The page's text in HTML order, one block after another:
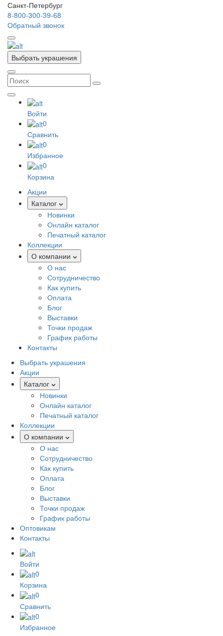
Санкт-Петербург
8-800-300-39-68
Обратный звонок
Выбрать украшения
Войти
0
Сравнить
0
Избранное
0
Корзина
Акции
Каталог
Новинки
Онлайн каталог
Печатный каталог
Коллекции
О компании
О нас
Сотрудничество
Как купить
Оплата
Блог
Выставки
Точки продаж
График работы
Контакты
Выбрать украшения
Акции
Каталог
Новинки
Онлайн каталог
Печатный каталог
Коллекции
О компании
О нас
Сотрудничество
Как купить
Оплата
Блог
Выставки
Точки продаж
График работы
Оптовикам
Контакты
Войти
0
Корзина
0
Сравнить
0
Избранное